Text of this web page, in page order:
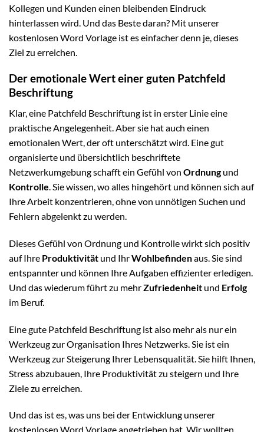
Kollegen und Kunden einen bleibenden Eindruck
hinterlassen wird. Und das Beste daran? Mit unserer
kostenlosen Word Vorlage ist es einfacher denn je, dieses
Ziel zu erreichen.
Der emotionale Wert einer guten Patchfeld
Beschriftung
Klar, eine Patchfeld Beschriftung ist in erster Linie eine
praktische Angelegenheit. Aber sie hat auch einen
emotionalen Wert, der oft unterschätzt wird. Eine gut
organisierte und übersichtlich beschriftete
Netzwerkumgebung schafft ein Gefühl von Ordnungund
Kontrolle. Sie wissen, wo alles hingehört und können sich auf
Ihre Arbeit konzentrieren, ohne von unnötigen Suchen und
Fehlern abgelenkt zu werden.
Dieses Gefühl von Ordnung und Kontrolle wirkt sich positiv
auf Ihre Produktivität und IhrWohlbefindenaus. Sie sind
entspannter und können Ihre Aufgaben effizienter erledigen.
Und das wiederum führt zu mehrZufriedenheit und Erfolg
im Beruf.
Eine gute Patchfeld Beschriftung ist also mehr als nur ein
Werkzeug zur Organisation Ihres Netzwerks. Sie ist ein
Werkzeug zur Steigerung Ihrer Lebensqualität. Sie hilft Ihnen,
Stress abzubauen, Ihre Produktivität zu steigern und Ihre
Ziele zu erreichen.
Und das ist es, was uns bei der Entwicklung unserer
kostenlosen Word Vorlage angetrieben hat. Wir wollten